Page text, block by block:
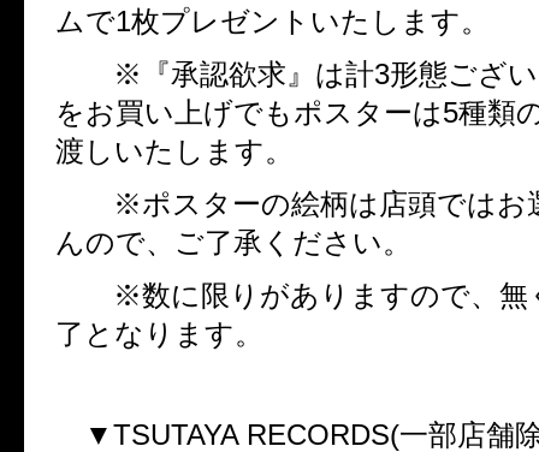
ムで1枚プレゼントいたします。
※『承認欲求』は計3形態ござ
をお買い上げでもポスターは5種類
渡しいたします。
※ポスターの絵柄は店頭ではお
んので、ご了承ください。
※数に限りがありますので、無
了となります。
▼TSUTAYA RECORDS(一部店舗